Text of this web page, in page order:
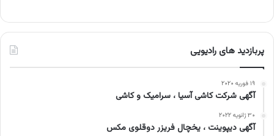
پربازدید های رادیویی
۱۹ فوریه ۲۰۲۰
آگهی شرکت کاشی آسیا ، سرامیک و کاشی
۳۰ ژانویه ۲۰۲۲
آگهی دیپوینت ، یخچال فریزر دوقلوی مکس